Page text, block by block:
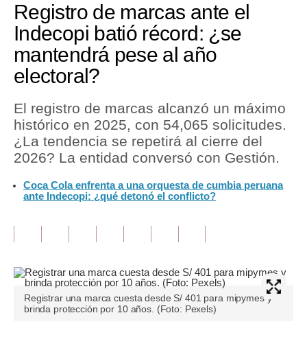
Perú
Política
Tu Dinero
Finanzas Personales
Inmobiliarias
Plus G
Opinión
Pregunta de hoy
Blogs
Tendencias
Registro de marcas ante el
Indecopi batió récord: ¿se
mantendrá pese al año
electoral?
El registro de marcas alcanzó un máximo
histórico en 2025, con 54,065 solicitudes.
¿La tendencia se repetirá al cierre del
2026? La entidad conversó con Gestión.
Coca Cola enfrenta a una orquesta de cumbia peruana
ante Indecopi: ¿qué detonó el conflicto?
Registrar una marca cuesta desde S/ 401 para mipymes y
brinda protección por 10 años. (Foto: Pexels)